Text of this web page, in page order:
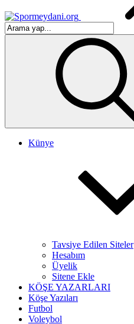
Künye
Tavsiye Edilen Siteler
Hesabım
Üyelik
Sitene Ekle
KÖŞE YAZARLARI
Köşe Yazıları
Futbol
Voleybol